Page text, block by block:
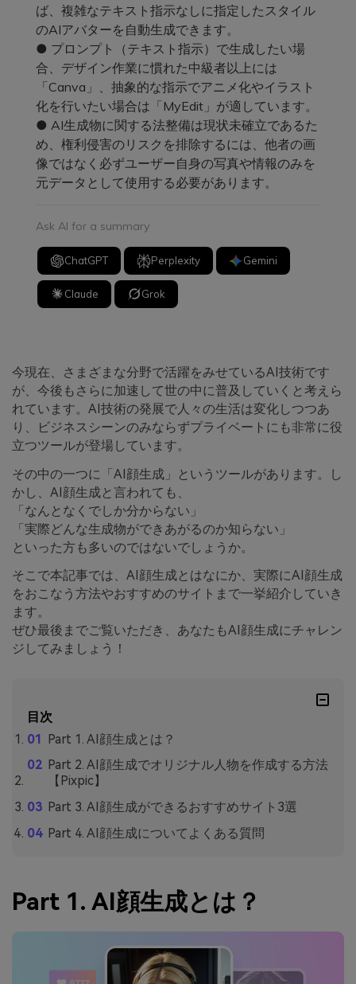
ば、複雑なテキスト指示なしに指定したスタイル
のAIアバターを自動生成できます。
● プロンプト（テキスト指示）で生成したい場
合、デザイン作業に慣れた中級者以上には
「Canva」、抽象的な指示でアニメ化やイラスト
化を行いたい場合は「MyEdit」が適しています。
● AI生成物に関する法整備は現状未確立であるた
め、権利侵害のリスクを排除するには、他者の画
像ではなく必ずユーザー自身の写真や情報のみを
元データとして使用する必要があります。
Ask AI for a summary
ChatGPT Perplexity Gemini
Claude Grok
今現在、さまざまな分野で活躍をみせているAI技術です
が、今後もさらに加速して世の中に普及していくと考えら
れています。AI技術の発展で人々の生活は変化しつつあ
り、ビジネスシーンのみならずプライベートにも非常に役
立つツールが登場しています。
その中の一つに「AI顔生成」というツールがあります。し
かし、AI顔生成と言われても、
「なんとなくでしか分からない」
「実際どんな生成物ができあがるのか知らない」
といった方も多いのではないでしょうか。
そこで本記事では、AI顔生成とはなにか、実際にAI顔生成
をおこなう方法やおすすめのサイトまで一挙紹介していき
ます。
ぜひ最後までご覧いただき、あなたもAI顔生成にチャレン
ジしてみましょう！
目次
Part 1. AI顔生成とは？
Part 2. AI顔生成でオリジナル人物を作成する方法
【Pixpic】
Part 3. AI顔生成ができるおすすめサイト3選
Part 4. AI顔生成についてよくある質問
Part 1. AI顔生成とは？